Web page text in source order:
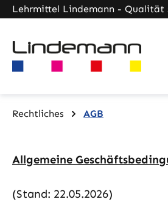
Hauptinhalt springen
Zur Suche springen
Zur Hauptnavigation springen
Lehrmittel Lindemann - Qualität
Rechtliches AGB
Allgemeine
(Stand: 22.05.2026)